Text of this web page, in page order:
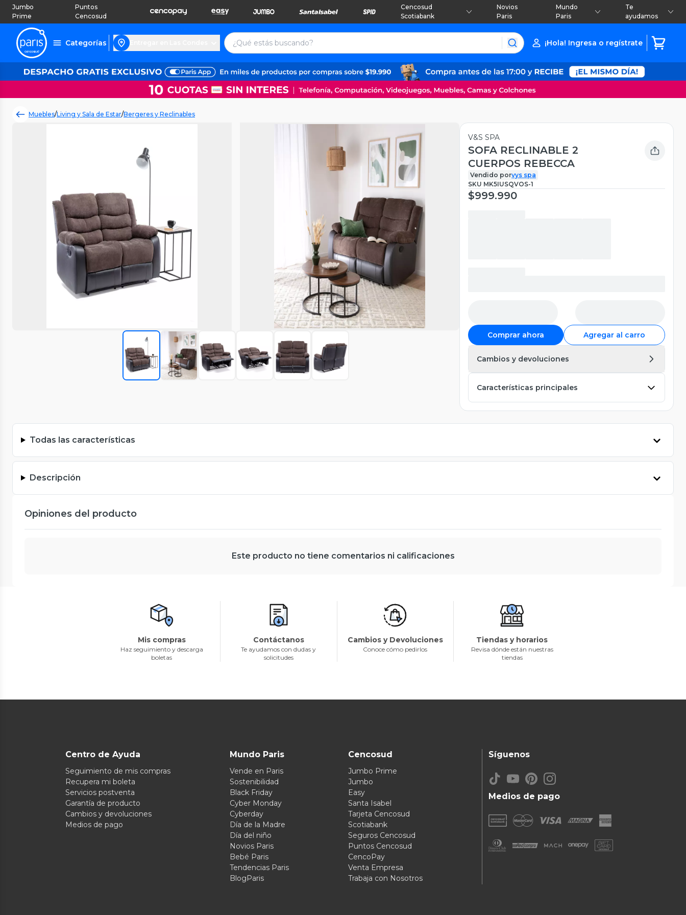
Jumbo
Prime
Puntos
Cencosud
Cencosud
Scotiabank
Novios
Paris
Mundo
Paris
Te
ayudamos
Categorías ¡Hola! Ingresa o regístrate
Muebles/Living y Sala de Estar/Bergeres y Reclinables
V&S SPA
SOFA RECLINABLE 2
CUERPOS REBECCA
Vendido porvys spa
SKU MK5IUSQVOS-1
$999.990
Comprar ahora Agregar al carro
Cambios y devoluciones
Características principales
Todas las características
Descripción
Opiniones del producto
Este producto no tiene comentarios ni calificaciones
Mis compras
Haz seguimiento y descarga
boletas
Contáctanos
Te ayudamos con dudas y
solicitudes
Cambios y Devoluciones
Conoce cómo pedirlos
Tiendas y horarios
Revisa dónde están nuestras
tiendas
Centro de Ayuda
Seguimiento de mis compras
Recupera mi boleta
Servicios postventa
Garantía de producto
Cambios y devoluciones
Medios de pago
Mundo Paris
Vende en Paris
Sostenibilidad
Black Friday
Cyber Monday
Cyberday
Día de la Madre
Día del niño
Novios Paris
Bebé Paris
Tendencias Paris
BlogParis
Cencosud
Jumbo Prime
Jumbo
Easy
Santa Isabel
Tarjeta Cencosud
Scotiabank
Seguros Cencosud
Puntos Cencosud
CencoPay
Venta Empresa
Trabaja con Nosotros
Medios de pago
Síguenos